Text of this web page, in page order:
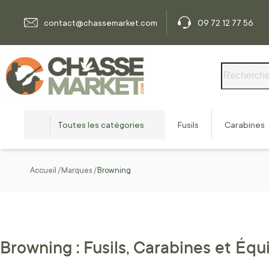
contact@chassemarket.com
09 72 12 77 56
Toutes les catégories Fusils Carabines
Accueil Marques Browning
Browning : Fusils, Carabines et